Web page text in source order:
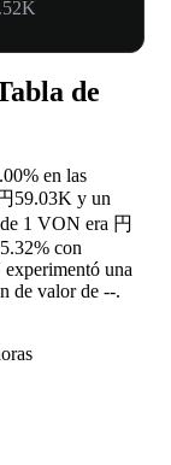
de
en las
59.03K y un
1 VON era 円
con
una
de valor de --.